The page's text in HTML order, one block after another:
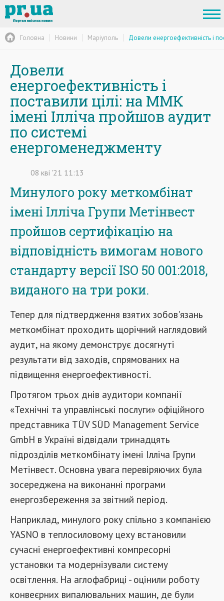
Головна Новини Маріуполь Довели енергоефективність і
Довели
енергоефективність і
поставили цілі: на ММК
імені Ілліча пройшов аудит
по системі
енергоменеджменту
08 кві '21 11:13
Минулого року меткомбінат
імені Ілліча Групи Метінвест
пройшов сертифікацію на
відповідність вимогам нового
стандарту версії ISO 50 001:2018,
виданого на три роки.
Тепер для підтвердження взятих зобов'язань
меткомбінат проходить щорічний наглядовий
аудит, на якому демонструє досягнуті
результати від заходів, спрямованих на
підвищення енергоефективності.
Протягом трьох днів аудитори компанії
«Технічні та управлінські послуги» офіційного
представника TÜV SÜD Management Service
GmbH в Україні відвідали тринадцять
підрозділів меткомбінату імені Ілліча Групи
Метінвест. Основна увага перевіряючих була
зосереджена на виконанні програми
енергозбереження за звітний період.
Наприклад, минулого року спільно з компанією
YASNO в теплосиловому цеху встановили
сучасні енергоефективні компресорні
установки та модернізували систему
освітлення. На аглофабриці - оцінили роботу
конвеєрних випалювальних машин, де були